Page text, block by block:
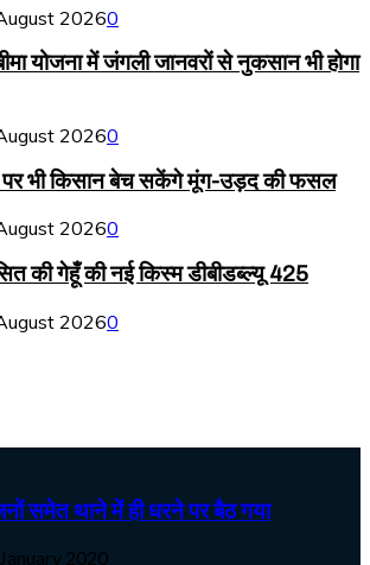
20260
योजना में जंगली जानवरों से नुकसान भी होगा
20260
पर भी किसान बेच सकेंगे मूंग-उड़द की फसल
20260
की गेहूँ की नई किस्म डीबीडब्ल्यू 425
20260
समेत थाने में ही धरने पर बैठ गया
2020